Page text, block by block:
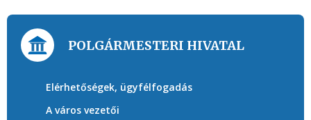
POLGÁRMESTERI HIVATAL
Elérhetőségek, ügyfélfogadás
A város vezetői